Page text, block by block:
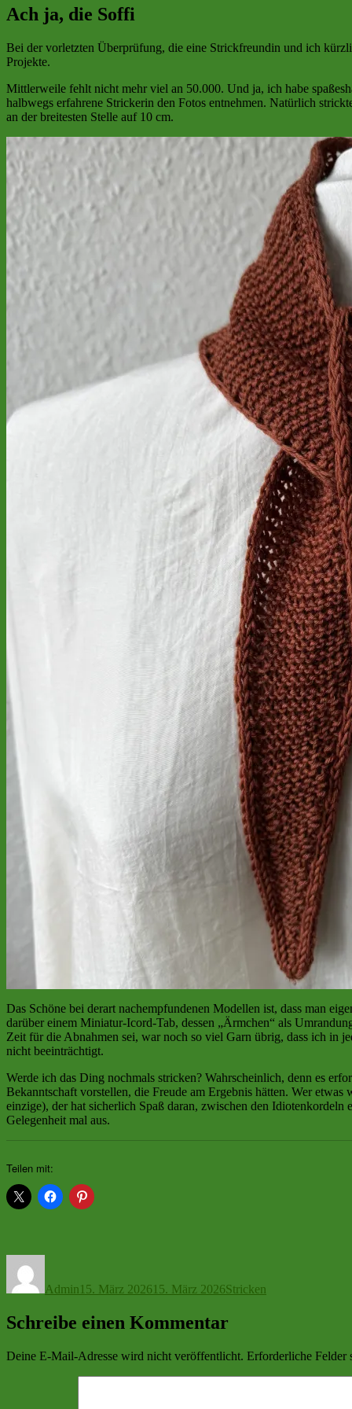
Ach ja, die Soffi
Bei der vorletzten Überprüfung, die eine Strickfreundin und ich
Projekte.
Mittlerweile fehlt nicht mehr viel an 50.000. Und ja, ich habe
halbwegs erfahrene Strickerin den Fotos entnehmen. Natürlich
an der breitesten Stelle auf 10 cm.
Das Schöne bei derart nachempfundenen Modellen ist, dass man
darüber einem Miniatur-Icord-Tab, dessen „Ärmchen“ als
Zeit für die Abnahmen sei, war noch so viel Garn übrig, dass ich in
nicht beeinträchtigt.
Werde ich das Ding nochmals stricken? Wahrscheinlich, denn es
Bekanntschaft vorstellen, die Freude am Ergebnis hätten. Wer
einzige), der hat sicherlich Spaß daran, zwischen den
Gelegenheit mal aus.
Teilen mit:
Admin 15. März 2026 15. März 2026Stricken
Schreibe einen Kommentar
Deine E-Mail-Adresse wird nicht veröffentlicht. Erforderliche Felder